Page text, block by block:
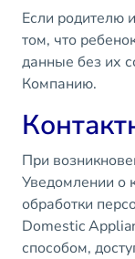
Если родителю
том, что
данные без их
Компанию.
При
Уведомлении о
обработки
Domestic
способом,